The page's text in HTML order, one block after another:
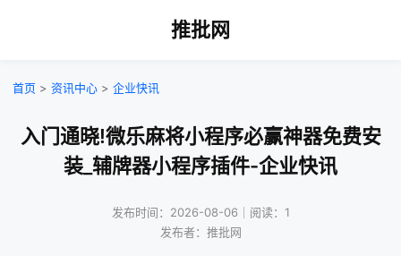
推批网
首页 > 资讯中心 > 企业快讯
入门通晓!微乐麻将小程序必赢神器免费安
装_辅牌器小程序插件-企业快讯
发布时间：2026-08-06｜阅读：1
发布者：推批网